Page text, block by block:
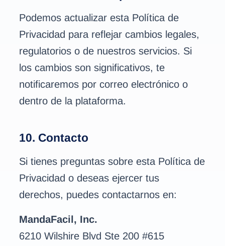
Podemos actualizar esta Política de
Privacidad para reflejar cambios legales,
regulatorios o de nuestros servicios. Si
los cambios son significativos, te
notificaremos por correo electrónico o
dentro de la plataforma.
10. Contacto
Si tienes preguntas sobre esta Política de
Privacidad o deseas ejercer tus
derechos, puedes contactarnos en:
MandaFacil, Inc.
6210 Wilshire Blvd Ste 200 #615